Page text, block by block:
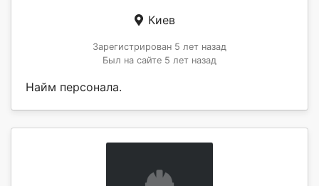
Киев
Зарегистрирован 5 лет назад
Был на сайте 5 лет назад
Найм персонала.